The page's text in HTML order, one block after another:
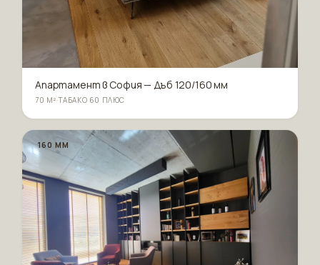
Апартамент в София — Дъб 120/160 мм
70 М²·ТАБАКО 60 ПЛЮС
160 ММ